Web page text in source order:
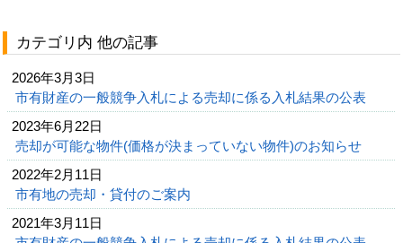
カテゴリ内 他の記事
2026年3月3日
市有財産の一般競争入札による売却に係る入札結果の公表
2023年6月22日
売却が可能な物件(価格が決まっていない物件)のお知らせ
2022年2月11日
市有地の売却・貸付のご案内
2021年3月11日